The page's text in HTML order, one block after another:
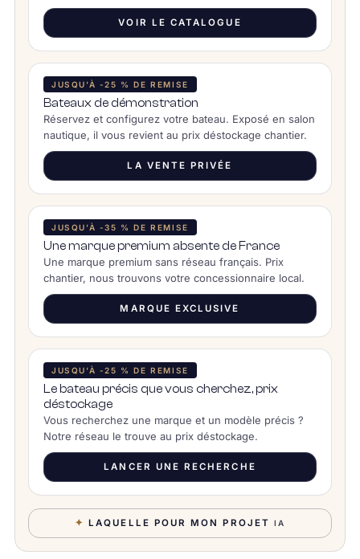
VOIR LE CATALOGUE
JUSQU’À -25 % DE REMISE
Bateaux de démonstration
Réservez et configurez votre bateau. Exposé en salon
nautique, il vous revient au prix déstockage chantier.
LA VENTE PRIVÉE
JUSQU’À -35 % DE REMISE
Une marque premium absente de France
Une marque premium sans réseau français. Prix
chantier, nous trouvons votre concessionnaire local.
MARQUE EXCLUSIVE
JUSQU’À -25 % DE REMISE
Le bateau précis que vous cherchez, prix
déstockage
Vous recherchez une marque et un modèle précis ?
Notre réseau le trouve au prix déstockage.
LANCER UNE RECHERCHE
✦ LAQUELLE POUR MON PROJET IA